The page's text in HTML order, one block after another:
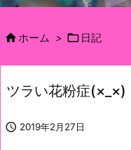
ホーム >  日記
ツラい花粉症(×_×)
 2019年2月27日